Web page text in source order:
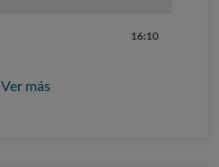
16:10
Ver más